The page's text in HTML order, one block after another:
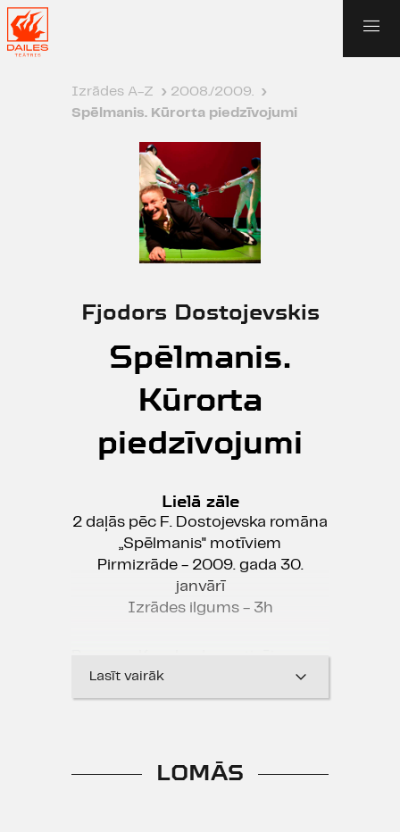
Izrādes A-Z › 2008./2009. ›
Spēlmanis. Kūrorta piedzīvojumi
Fjodors Dostojevskis
Spēlmanis.
Kūrorta
piedzīvojumi
Lielā zāle
2 daļās pēc F. Dostojevska romāna
„Spēlmanis" motīviem
Pirmizrāde - 2009. gada 30.
janvārī
Izrādes ilgums - 3h
No krievu valodas tulkojusi Evita
Mamaja
un veselības ūdeņiem dziedēt
dvēseli un miesu sabrauc
Lasīt vairāk
LOMĀS